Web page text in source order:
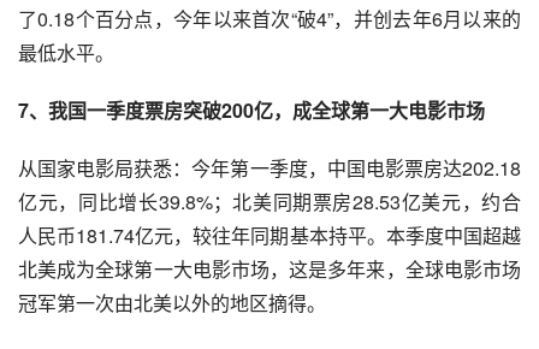
了0.18个百分点，今年以来首次“破4”，并创去年6月以来的
最低水平。
7、我国一季度票房突破200亿，成全球第一大电影市场
从国家电影局获悉：今年第一季度，中国电影票房达202.18
亿元，同比增长39.8%；北美同期票房28.53亿美元，约合
人民币181.74亿元，较往年同期基本持平。本季度中国超越
北美成为全球第一大电影市场，这是多年来，全球电影市场
冠军第一次由北美以外的地区摘得。